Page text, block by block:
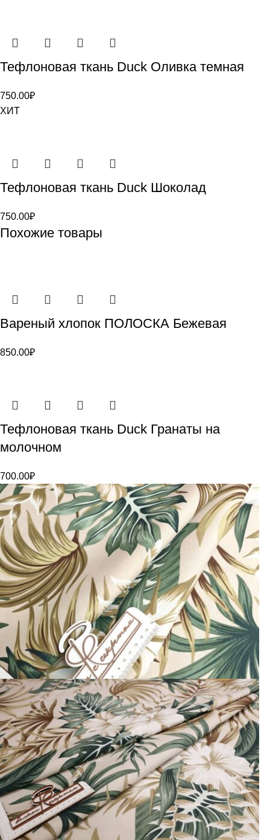
Тефлоновая ткань Duck Оливка темная
750.00₽
ХИТ
Тефлоновая ткань Duck Шоколад
750.00₽
Похожие товары
Вареный хлопок ПОЛОСКА Бежевая
850.00₽
Тефлоновая ткань Duck Гранаты на
молочном
700.00₽